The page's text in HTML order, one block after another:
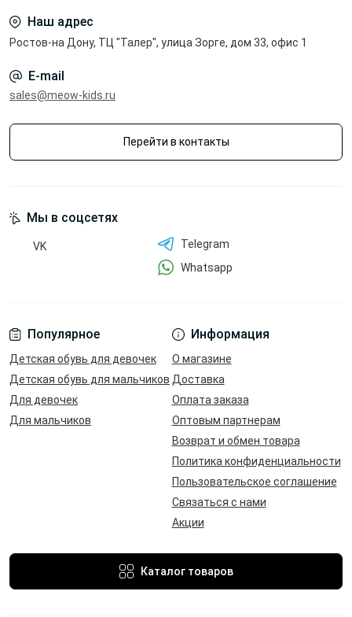
Наш адрес
Ростов-на Дону, ТЦ "Талер", улица Зорге, дом 33, офис 1
E-mail
sales@meow-kids.ru
Перейти в контакты
Популярное
Детская обувь для девочек
Детская обувь для мальчиков
Для девочек
Для мальчиков
Информация
О магазине
Доставка
Оплата заказа
Оптовым партнерам
Возврат и обмен товара
Политика конфиденциальности
Пользовательское соглашение
Связаться с нами
Акции
Каталог товаров
Мы в соцсетях
VK
Telegram
Whatsapp